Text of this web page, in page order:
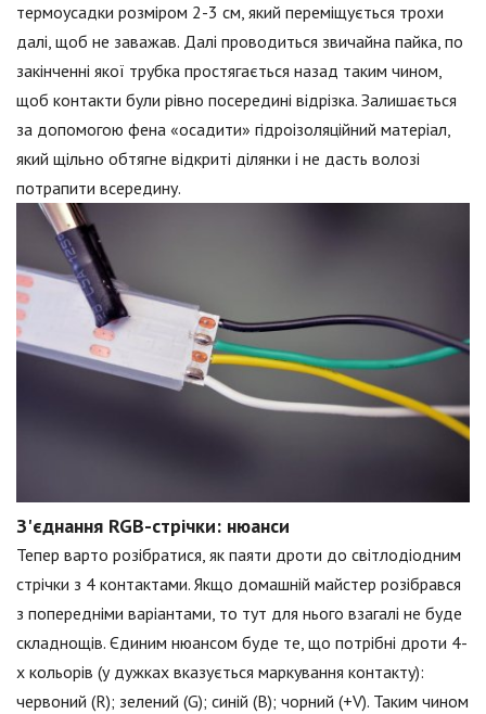
термоусадки розміром 2-3 см, який переміщується трохи
далі, щоб не заважав. Далі проводиться звичайна пайка, по
закінченні якої трубка простягається назад таким чином,
щоб контакти були рівно посередині відрізка. Залишається
за допомогою фена «осадити» гідроізоляційний матеріал,
який щільно обтягне відкриті ділянки і не дасть волозі
потрапити всередину.
З'єднання RGB-стрічки: нюанси
Тепер варто розібратися, як паяти дроти до світлодіодним
стрічки з 4 контактами. Якщо домашній майстер розібрався
з попередніми варіантами, то тут для нього взагалі не буде
складнощів. Єдиним нюансом буде те, що потрібні дроти 4-
х кольорів (у дужках вказується маркування контакту):
червоний (R); зелений (G); синій (B); чорний (+V). Таким чином